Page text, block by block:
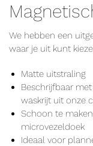
We hebben een
waar je uit kunt
Matte uitstraling
Beschrijfbaar
waskrijt uit onze
Schoon te
microvezeldoek
Ideaal voor